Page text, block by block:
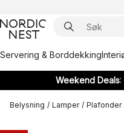
Servering & Borddekking
Weekend Deals:
Belysning / Lamper / Plafonder